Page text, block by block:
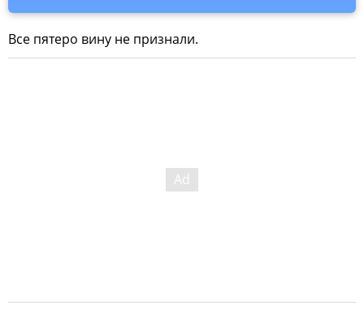
Все пятеро вину не признали.